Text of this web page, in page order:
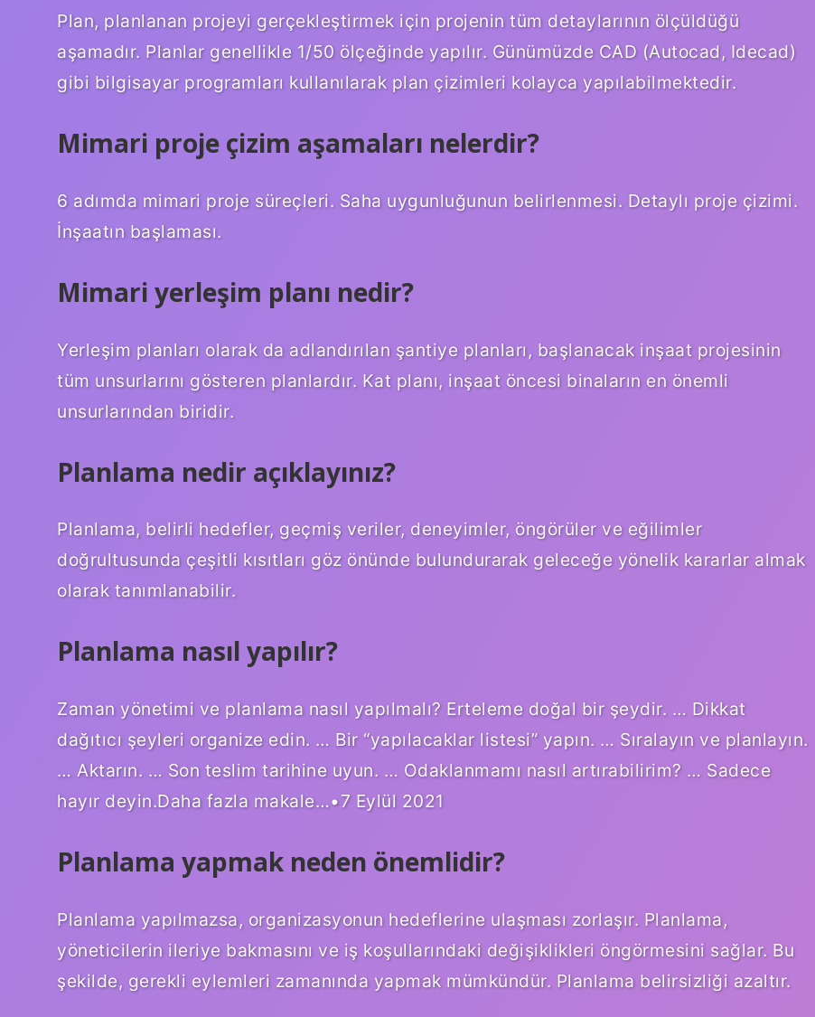
Plan, planlanan projeyi gerçekleştirmek için projenin tüm detaylarının ölçüldüğü
aşamadır. Planlar genellikle 1/50 ölçeğinde yapılır. Günümüzde CAD (Autocad, Idecad)
gibi bilgisayar programları kullanılarak plan çizimleri kolayca yapılabilmektedir.
Mimari proje çizim aşamaları nelerdir?
6 adımda mimari proje süreçleri. Saha uygunluğunun belirlenmesi. Detaylı proje çizimi.
İnşaatın başlaması.
Mimari yerleşim planı nedir?
Yerleşim planları olarak da adlandırılan şantiye planları, başlanacak inşaat projesinin
tüm unsurlarını gösteren planlardır. Kat planı, inşaat öncesi binaların en önemli
unsurlarından biridir.
Planlama nedir açıklayınız?
Planlama, belirli hedefler, geçmiş veriler, deneyimler, öngörüler ve eğilimler
doğrultusunda çeşitli kısıtları göz önünde bulundurarak geleceğe yönelik kararlar almak
olarak tanımlanabilir.
Planlama nasıl yapılır?
Zaman yönetimi ve planlama nasıl yapılmalı? Erteleme doğal bir şeydir. … Dikkat
dağıtıcı şeyleri organize edin. … Bir “yapılacaklar listesi” yapın. … Sıralayın ve planlayın.
… Aktarın. … Son teslim tarihine uyun. … Odaklanmamı nasıl artırabilirim? … Sadece
hayır deyin.Daha fazla makale…•7 Eylül 2021
Planlama yapmak neden önemlidir?
Planlama yapılmazsa, organizasyonun hedeflerine ulaşması zorlaşır. Planlama,
yöneticilerin ileriye bakmasını ve iş koşullarındaki değişiklikleri öngörmesini sağlar. Bu
şekilde, gerekli eylemleri zamanında yapmak mümkündür. Planlama belirsizliği azaltır.